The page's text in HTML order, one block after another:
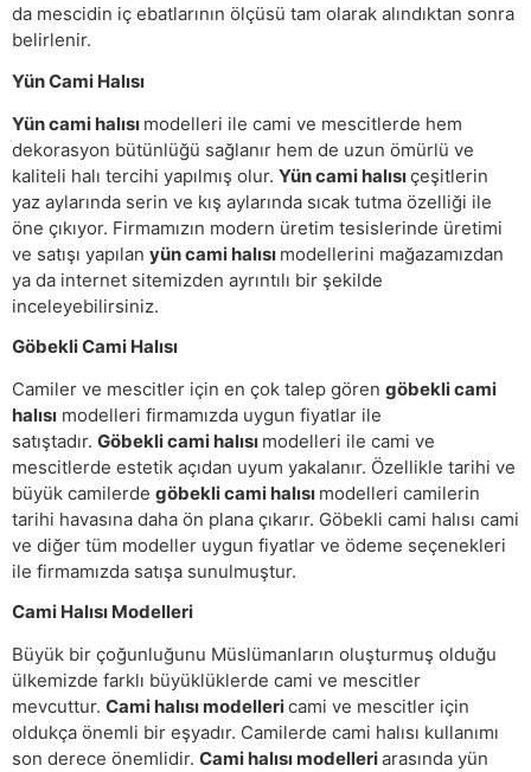
da mescidin iç ebatlarının ölçüsü tam olarak alındıktan sonra
belirlenir.
Yün Cami Halısı
Yün cami halısı modelleri ile cami ve mescitlerde hem
dekorasyon bütünlüğü sağlanır hem de uzun ömürlü ve
kaliteli halı tercihi yapılmış olur. Yün cami halısıçeşitlerin
yaz aylarında serin ve kış aylarında sıcak tutma özelliği ile
öne çıkıyor. Firmamızın modern üretim tesislerinde üretimi
ve satışı yapılan yün cami halısı modellerini mağazamızdan
ya da internet sitemizden ayrıntılı bir şekilde
inceleyebilirsiniz.
Göbekli Cami Halısı
Camiler ve mescitler için en çok talep gören göbekli cami
halısı modelleri firmamızda uygun fiyatlar ile
satıştadır. Göbekli cami halısı modelleri ile cami ve
mescitlerde estetik açıdan uyum yakalanır. Özellikle tarihi ve
büyük camilerde göbekli cami halısı modelleri camilerin
tarihi havasına daha ön plana çıkarır. Göbekli cami halısı cami
ve diğer tüm modeller uygun fiyatlar ve ödeme seçenekleri
ile firmamızda satışa sunulmuştur.
Cami Halısı Modelleri
Büyük bir çoğunluğunu Müslümanların oluşturmuş olduğu
ülkemizde farklı büyüklüklerde cami ve mescitler
mevcuttur. Cami halısı modellericami ve mescitler için
oldukça önemli bir eşyadır. Camilerde cami halısı kullanımı
son derece önemlidir. Cami halısı modelleriarasında yün